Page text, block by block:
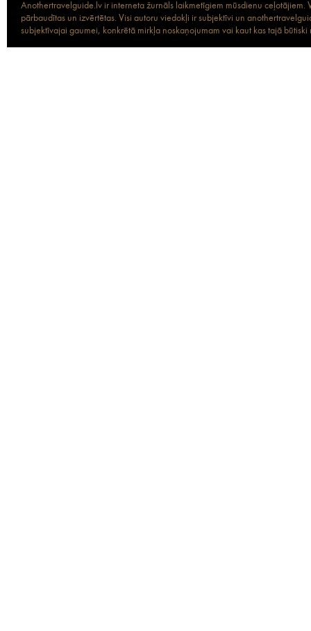
Anothertravelguide.lv ir interneta žurnāls laikmetīgiem mūsdienu
pārbaudītas un izvērtētas. Visi autoru viedokļi ir subjektīvi un
subjektīvajai gaumei, konkrētā mirkļa noskaņojumam vai kaut kas tajā